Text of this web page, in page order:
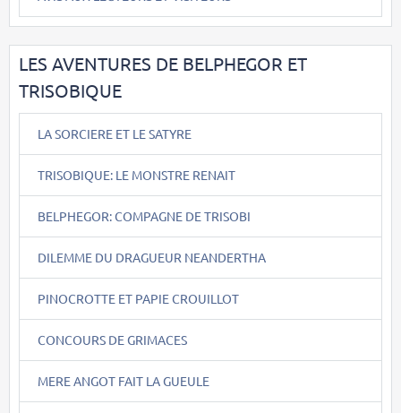
LES AVENTURES DE BELPHEGOR ET
TRISOBIQUE
LA SORCIERE ET LE SATYRE
TRISOBIQUE: LE MONSTRE RENAIT
BELPHEGOR: COMPAGNE DE TRISOBI
DILEMME DU DRAGUEUR NEANDERTHA
PINOCROTTE ET PAPIE CROUILLOT
CONCOURS DE GRIMACES
MERE ANGOT FAIT LA GUEULE